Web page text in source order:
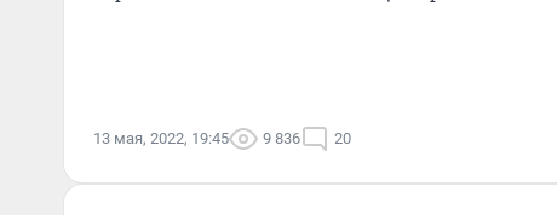
13 мая, 2022, 19:45 9 836 20